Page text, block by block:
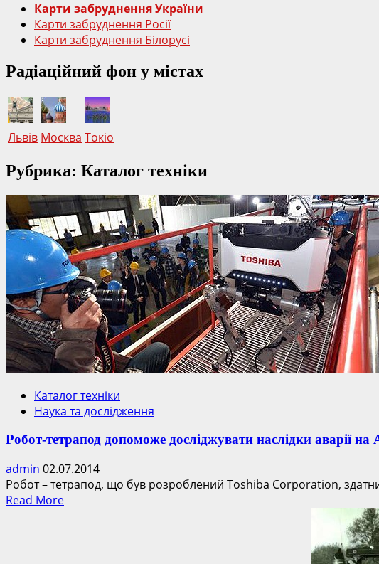
ЧАЕС
Карти забруднення України
Карти забруднення Росії
Карти забруднення Білорусі
Радіаційний фон у містах
Львів Москва Токіо
Рубрика: Каталог техніки
Каталог техніки
Наука та дослідження
Робот-тетрапод допоможе досліджувати наслідки аварії
admin 02.07.2014
Робот – тетрапод, що був розроблений Toshiba Corporation,
Read MoreRead